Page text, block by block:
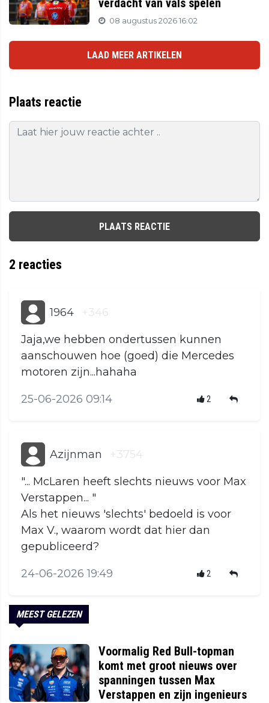
verdacht van vals spelen
08 augustus 2026 16:02
LAAD MEER ARTIKELEN
Plaats reactie
PLAATS REACTIE
2 reacties
1964 +346
Jaja,we hebben ondertussen kunnen
aanschouwen hoe (goed) die Mercedes
motoren zijn...hahaha
25-06-2026 09:14 2
Azijnman +3754
"... McLaren heeft slechts nieuws voor Max
Verstappen... "
Als het nieuws 'slechts' bedoeld is voor
Max V., waarom wordt dat hier dan
gepubliceerd?
24-06-2026 19:49 2
MEEST GELEZEN
Voormalig Red Bull-topman
komt met groot nieuws over
spanningen tussen Max
Verstappen en zijn ingenieurs